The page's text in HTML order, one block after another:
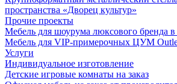
пространства «Дворец культур»
Прочие проекты
Мебель для шоурума люксового бренда
Мебель для VIP-примерочных ЦУМ
Услуги
Индивидуальное изготовление
Детские игровые комнаты на заказ